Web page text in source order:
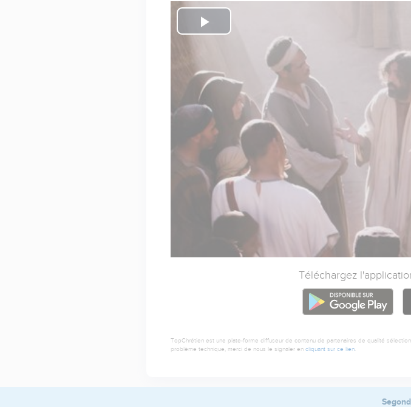
Play
Téléchargez
TopChrétien est une plate-forme diffuseur de contenu de partenaires de qualité
problème technique, merci de nous le signaler en cliquant sur ce lien